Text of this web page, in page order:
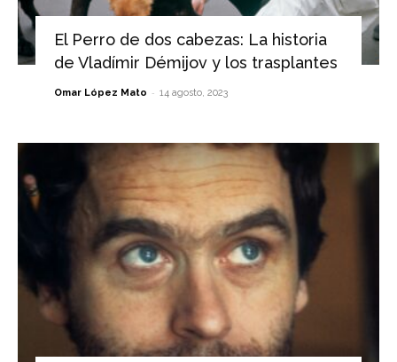
El Perro de dos cabezas: La historia
de Vladímir Démijov y los trasplantes
Omar López Mato - 14 agosto, 2023